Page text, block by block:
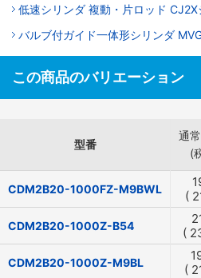
低速シリンダ 複動・片ロッド CJ2X
バルブ付ガイド一体形シリンダ
この商品のバリエーション
型番
通
(
CDM2B20-1000FZ-M9BWL
(
CDM2B20-1000Z-B54
(
CDM2B20-1000Z-M9BL
(